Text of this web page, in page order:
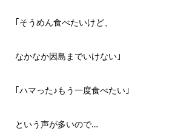
｢そうめん食べたいけど、
なかなか因島までいけない｣
｢ハマった♪もう一度食べたい｣
という声が多いので…